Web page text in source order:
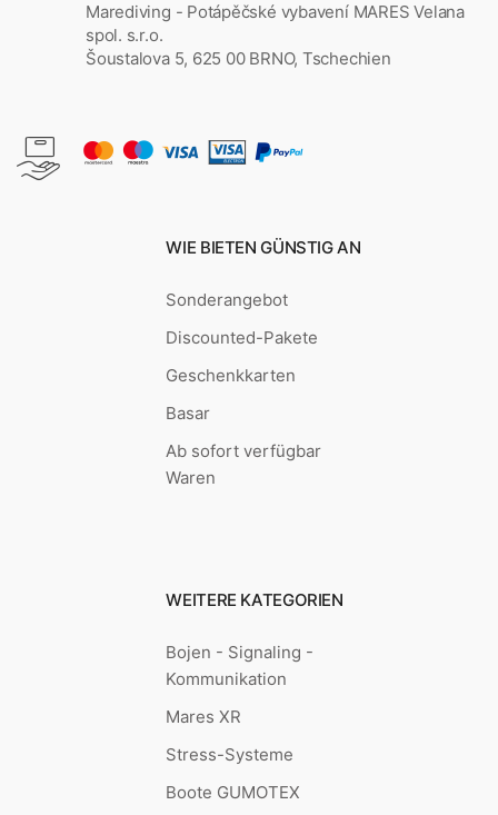
Marediving - Potápěčské vybavení MARES Velana
spol. s.r.o.
Šoustalova 5, 625 00 BRNO, Tschechien
WIE BIETEN GÜNSTIG AN
Sonderangebot
Discounted-Pakete
Geschenkkarten
Basar
Ab sofort verfügbar
Waren
WEITERE KATEGORIEN
Bojen - Signaling -
Kommunikation
Mares XR
Stress-Systeme
Boote GUMOTEX